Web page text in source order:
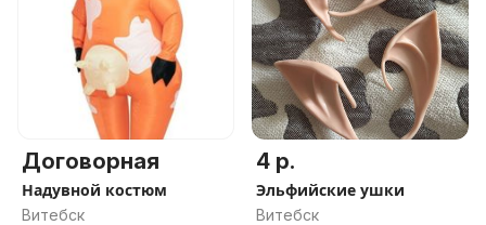
Договорная
Надувной костюм
Витебск
4 р.
Эльфийские ушки
Витебск